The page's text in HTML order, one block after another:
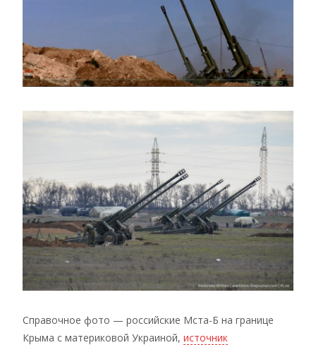
Справочное фото — российские Мста-Б на границе
Крыма с материковой Украиной, источник